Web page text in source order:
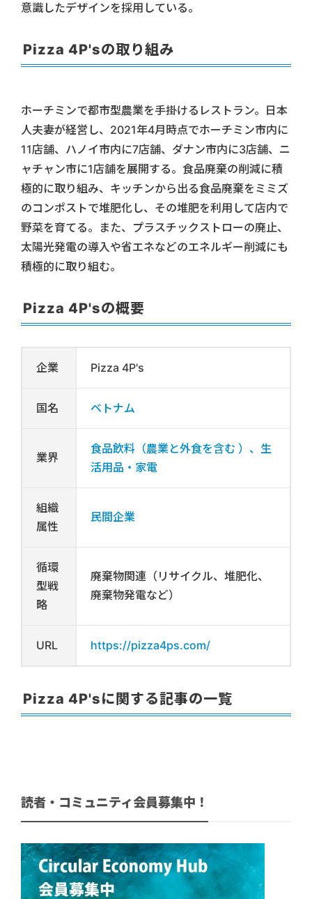
意識したデザインを採用している。
Pizza 4P'sの取り組み
ホーチミンで都市型農業を手掛けるレストラン。日本
人夫妻が経営し、2021年4月時点でホーチミン市内に
11店舗、ハノイ市内に7店舗、ダナン市内に3店舗、ニ
ャチャン市に1店舗を展開する。食品廃棄の削減に積
極的に取り組み、キッチンから出る食品廃棄をミミズ
のコンポストで堆肥化し、その堆肥を利用して店内で
野菜を育てる。また、プラスチックストローの廃止、
太陽光発電の導入や省エネなどのエネルギー削減にも
積極的に取り組む。
Pizza 4P'sの概要
企業 Pizza 4P's
国名 ベトナム
業界
食品飲料（農業と外食を含む ）、生
活用品・家電
組織
属性
民間企業
循環
型戦
略
廃棄物関連（リサイクル、堆肥化、
廃棄物発電など）
URL https://pizza4ps.com/
Pizza 4P'sに関する記事の一覧
読者・コミュニティ会員募集中！